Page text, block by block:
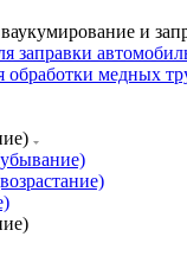
и
заправки
обработки медных